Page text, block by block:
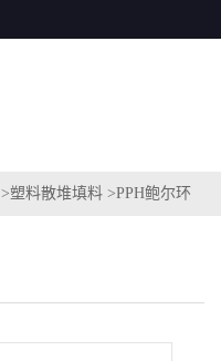
>塑料散堆填料 >PPH鲍尔环